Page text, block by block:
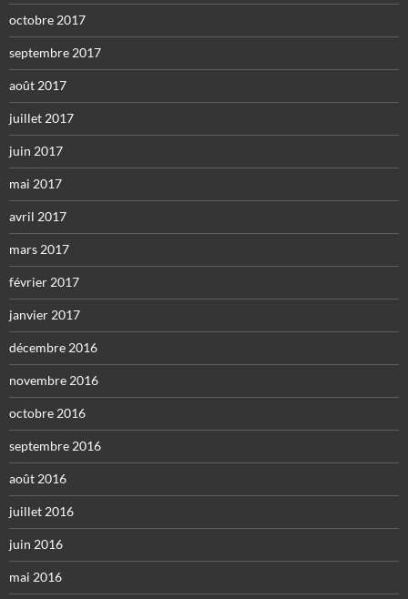
octobre 2017
septembre 2017
août 2017
juillet 2017
juin 2017
mai 2017
avril 2017
mars 2017
février 2017
janvier 2017
décembre 2016
novembre 2016
octobre 2016
septembre 2016
août 2016
juillet 2016
juin 2016
mai 2016